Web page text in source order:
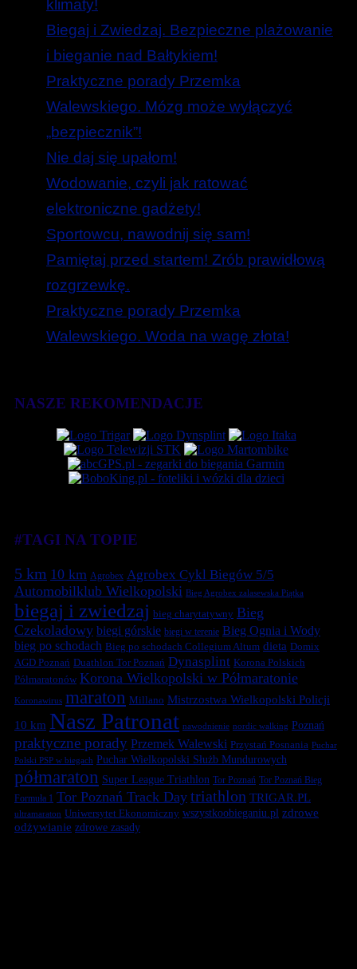
klimaty!
Biegaj i Zwiedzaj. Bezpieczne plażowanie
i bieganie nad Bałtykiem!
Praktyczne porady Przemka
Walewskiego. Mózg może wyłączyć
„bezpiecznik”!
Nie daj się upałom!
Wodowanie, czyli jak ratować
elektroniczne gadżety!
Sportowcu, nawodnij się sam!
Pamiętaj przed startem! Zrób prawidłową
rozgrzewkę.
Praktyczne porady Przemka
Walewskiego. Woda na wagę złota!
NASZE REKOMENDACJE
#TAGI NA TOPIE
5 km 10 km Agrobex Agrobex Cykl Biegów 5/5
Automobilklub Wielkopolski Bieg Agrobex zalasewska Piątka
biegaj i zwiedzaj bieg charytatywny Bieg
Czekoladowy biegi górskie biegi w terenie Bieg Ognia i Wody
bieg po schodach Bieg po schodach Collegium Altum dieta Domix
AGD Poznań Duathlon Tor Poznań Dynasplint Korona Polskich
Półmaratonów Korona Wielkopolski w Półmaratonie
Koronawirus maraton Millano Mistrzostwa Wielkopolski Policji
10 km Nasz Patronat nawodnienie nordic walking Poznań
praktyczne porady Przemek Walewski Przystań Posnania Puchar
Polski PSP w biegach Puchar Wielkopolski Służb Mundurowych
półmaraton Super League Triathlon Tor Poznań Tor Poznań Bieg
Formuła 1 Tor Poznań Track Day triathlon TRIGAR.PL
ultramaraton Uniwersytet Ekonomiczny wszystkoobieganiu.pl zdrowe
odżywianie zdrowe zasady